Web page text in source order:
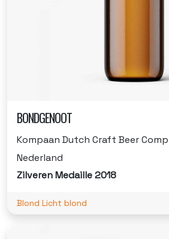
BONDGENOOT
Kompaan Dutch Craft Beer
Nederland
Zilveren Medaille 2018
Blond Licht blond